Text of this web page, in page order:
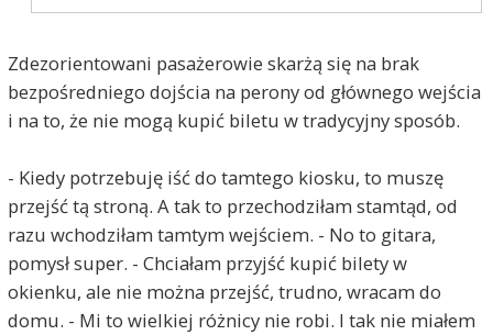
Zdezorientowani pasażerowie skarżą się na brak
bezpośredniego dojścia na perony od głównego wejścia
i na to, że nie mogą kupić biletu w tradycyjny sposób.
- Kiedy potrzebuję iść do tamtego kiosku, to muszę
przejść tą stroną. A tak to przechodziłam stamtąd, od
razu wchodziłam tamtym wejściem. - No to gitara,
pomysł super. - Chciałam przyjść kupić bilety w
okienku, ale nie można przejść, trudno, wracam do
domu. - Mi to wielkiej różnicy nie robi. I tak nie miałem